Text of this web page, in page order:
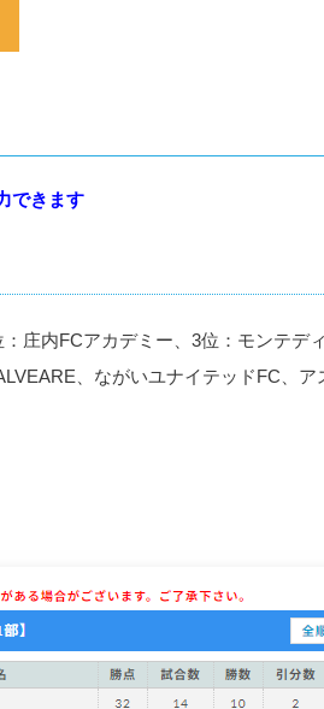
できます
：庄内FCアカデミー、3位：モンテデ
、ながいユナイテッドFC、ア